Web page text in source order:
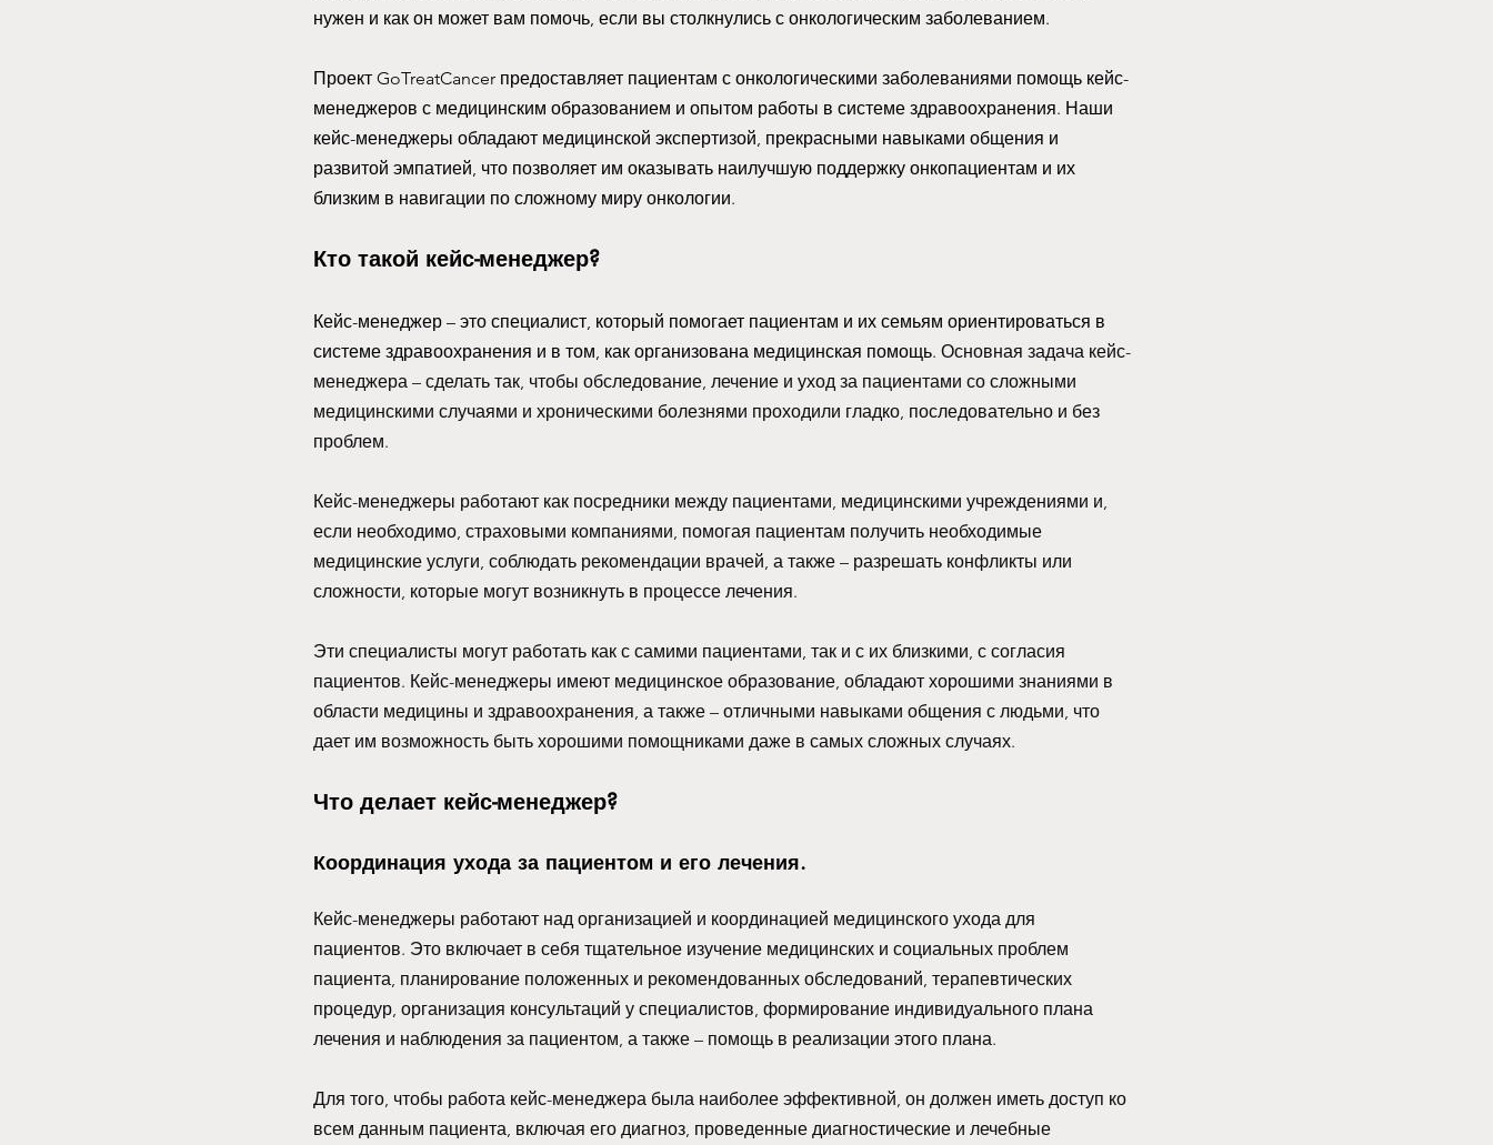
нужен и как он может вам помочь, если вы столкнулись с онкологическим заболеванием.
Проект GoTreatCancer предоставляет пациентам с онкологическими заболеваниями помощь кейс-
менеджеров с медицинским образованием и опытом работы в системе здравоохранения. Наши
кейс-менеджеры обладают медицинской экспертизой, прекрасными навыками общения и
развитой эмпатией, что позволяет им оказывать наилучшую поддержку онкопациентам и их
близким в навигации по сложному миру онкологии.
Кто такой кейс-менеджер?
Кейс-менеджер – это специалист, который помогает пациентам и их семьям ориентироваться в
системе здравоохранения и в том, как организована медицинская помощь. Основная задача кейс-
менеджера – сделать так, чтобы обследование, лечение и уход за пациентами со сложными
медицинскими случаями и хроническими болезнями проходили гладко, последовательно и без
проблем.
Кейс-менеджеры работают как посредники между пациентами, медицинскими учреждениями и,
если необходимо, страховыми компаниями, помогая пациентам получить необходимые
медицинские услуги, соблюдать рекомендации врачей, а также – разрешать конфликты или
сложности, которые могут возникнуть в процессе лечения.
Эти специалисты могут работать как с самими пациентами, так и с их близкими, с согласия
пациентов. Кейс-менеджеры имеют медицинское образование, обладают хорошими знаниями в
области медицины и здравоохранения, а также – отличными навыками общения с людьми, что
дает им возможность быть хорошими помощниками даже в самых сложных случаях.
Что делает кейс-менеджер?
Координация ухода за пациентом и его лечения.
Кейс-менеджеры работают над организацией и координацией медицинского ухода для
пациентов. Это включает в себя тщательное изучение медицинских и социальных проблем
пациента, планирование положенных и рекомендованных обследований, терапевтических
процедур, организация консультаций у специалистов, формирование индивидуального плана
лечения и наблюдения за пациентом, а также – помощь в реализации этого плана.
Для того, чтобы работа кейс-менеджера была наиболее эффективной, он должен иметь доступ ко
всем данным пациента, включая его диагноз, проведенные диагностические и лечебные